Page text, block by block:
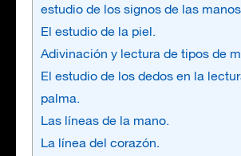
estudio de los signos de las
El estudio de la piel.
Adivinación y lectura de tipos de
El estudio de los dedos en la
palma.
Las líneas de la mano.
La línea del corazón.